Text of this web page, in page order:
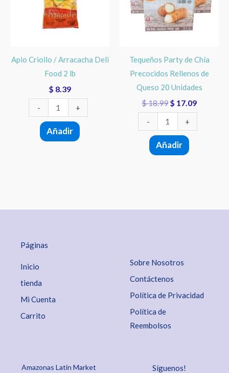
Apio Criollo / Arracacha Deli
Food 2 lb
$ 8.39
-
Food
cantidad
+
Añadir
Tequeños Party de Chía
Precocidos Rellenos de
Queso 20 Unidades
$18.99 $ 17.09
-
Precocidos
Rellenos
20
Unidades
cantidad
+
Añadir
Páginas
Inicio
tienda
Mi Cuenta
Carrito
Sobre Nosotros
Contáctenos
Política de Privacidad
Política de
Reembolsos
Amazonas Latin Market Síguenos!